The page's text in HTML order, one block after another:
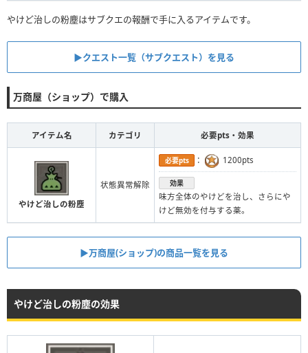
やけど治しの粉塵はサブクエの報酬で手に入るアイテムです。
▶︎クエスト一覧（サブクエスト）を見る
万商屋（ショップ）で購入
アイテム名 カテゴリ 必要pts・効果
やけど治しの粉塵
状態異常解除
必要pts ： 1200pts
効果
味方全体のやけどを治し、さらにや
けど無効を付与する薬。
▶︎万商屋(ショップ)の商品一覧を見る
やけど治しの粉塵の効果